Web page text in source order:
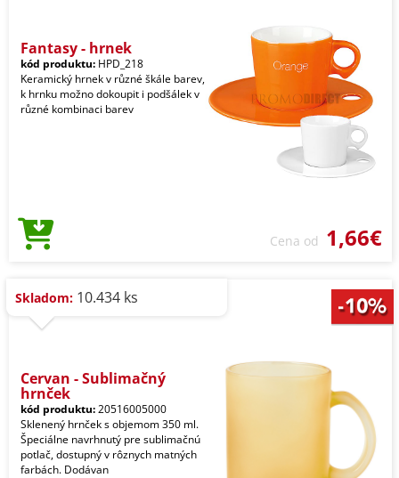
Fantasy - hrnek
kód produktu: HPD_218
Keramický hrnek v různé škále barev,
k hrnku možno dokoupit i podšálek v
různé kombinaci barev
Cena od 1,66€
Skladom: 10.434 ks
Cervan - Sublimačný
hrnček
kód produktu:20516005000
Sklenený hrnček s objemom 350 ml.
Špeciálne navrhnutý pre sublimačnú
potlač, dostupný v rôznych matných
farbách. Dodávan